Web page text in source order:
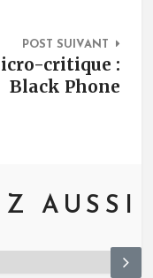
POST SUIVANT
critique :
Black Phone
AUSSI